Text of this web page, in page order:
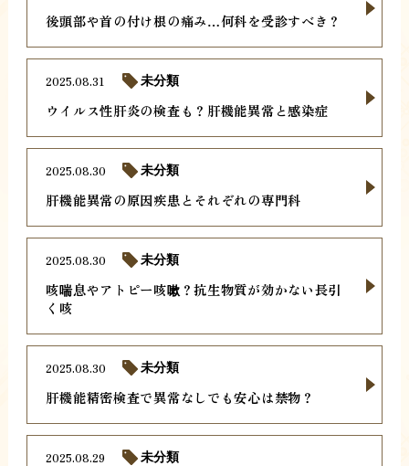
後頭部や首の付け根の痛み…何科を受診すべき？
ウイルス性肝炎の検査も？肝機能異常と感染症
2025.08.31 未分類
肝機能異常の原因疾患とそれぞれの専門科
2025.08.30 未分類
咳喘息やアトピー咳嗽？抗生物質が効かない長引
く咳
2025.08.30 未分類
肝機能精密検査で異常なしでも安心は禁物？
2025.08.30 未分類
2025.08.29 未分類